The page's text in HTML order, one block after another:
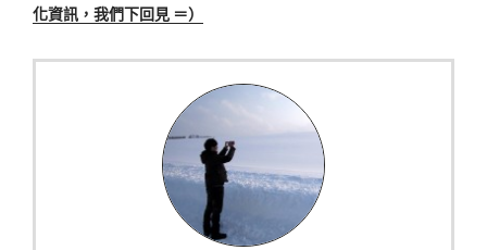
化資訊，我們下回見 ＝）